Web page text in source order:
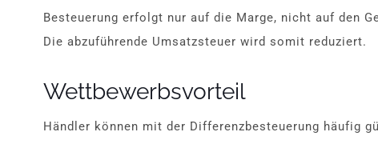
Besteuerung erfolgt nur auf die Marge, nicht auf den
Die abzuführende Umsatzsteuer wird somit reduziert.
Wettbewerbsvorteil
Händler können mit der Differenzbesteuerung häufig